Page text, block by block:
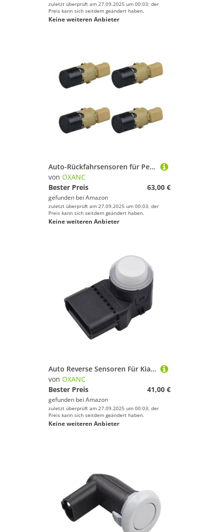
zuletzt überprüft am 27.09.2025 um 00:03; der
Preis kann sich seitdem geändert haben.
Keine weiteren Anbieter
Auto-Rückfahrsensoren für Peugeot 1007 KM Schrägheck 2005 2006 2007 2008 2009 PDC-Parksensor 9653139777 (4 Stück)
von OXANC
Bester Preis
63,00 €
gefunden bei Amazon
zuletzt überprüft am 27.09.2025 um 00:03; der
Preis kann sich seitdem geändert haben.
Keine weiteren Anbieter
Auto Reverse Sensoren Für Kia für Sorento 2009-2016 PDC Parkplatz Sensor 95720-3Z000 4MT006HCD
von OXANC
Bester Preis
41,00 €
gefunden bei Amazon
zuletzt überprüft am 27.09.2025 um 00:03; der
Preis kann sich seitdem geändert haben.
Keine weiteren Anbieter